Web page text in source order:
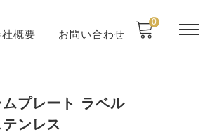
社概要 お問い合わせ
0
プレート ラベル
ンレス